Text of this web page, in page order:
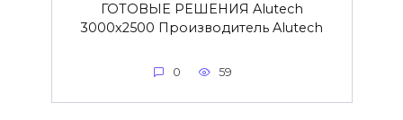
ГОТОВЫЕ РЕШЕНИЯ Alutech
3000х2500 Производитель Alutech
0 59